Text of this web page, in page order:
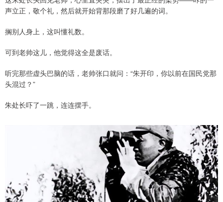
声立正，敬个礼，然后就开始背那段磨了好几遍的词。
搁别人身上，这叫懂礼数。
可到老帅这儿，他觉得这全是废话。
听完那些虚头巴脑的话，老帅张口就问：“朱开印，你以前在国民党那
头混过？”
朱处长吓了一跳，连连摆手。